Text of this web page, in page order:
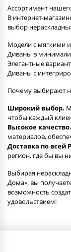
Ассортимент
В интернет-
выбор
Модели с мягкими
Диваны в
Элегантные
Диваны с
Почему выбирают
Широкий выбор.
чтобы каждый
Высокое качество.
материалов,
Доставка по всей
регион, где бы вы
Выбирая
Дома», вы
возможность
удовольствием!